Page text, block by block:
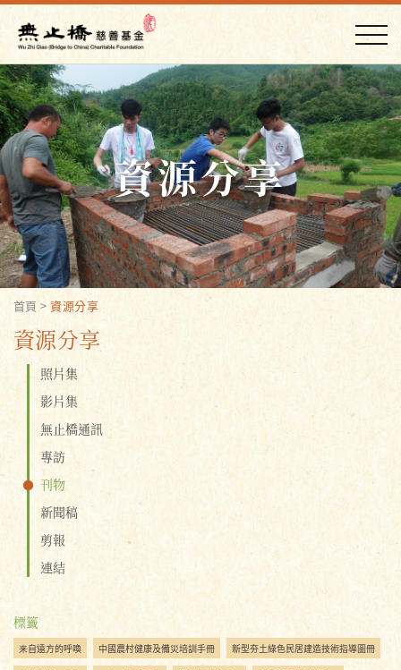
資源分享
首頁 >資源分享
資源分享
照片集
影片集
無止橋通訊
專訪
刊物
新聞稿
剪報
連結
標籤
来自遠方的呼喚 中國農村健康及備災培訓手冊 新型夯土綠色民居建造技術指導圖冊